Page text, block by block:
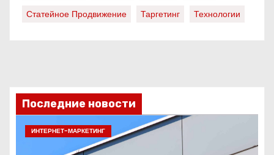
Статейное Продвижение
Таргетинг Технологии
Последние новости
ИНТЕРНЕТ-МАРКЕТИНГ